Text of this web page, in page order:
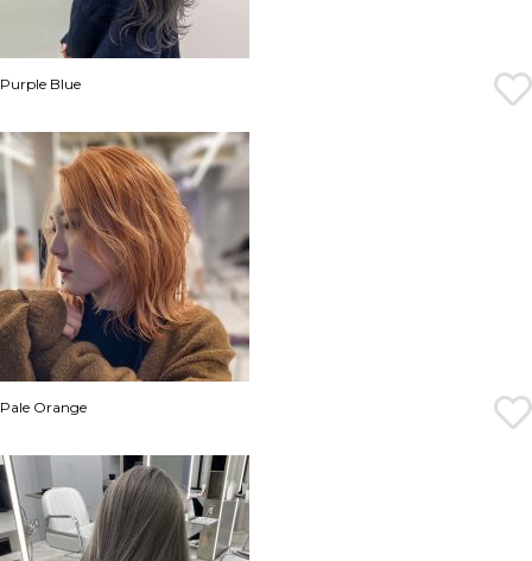
Purple Blue
Pale Orange